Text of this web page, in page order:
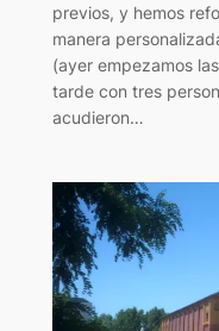
previos, y hemos
manera
(ayer empezamos
tarde con tres
acudieron…